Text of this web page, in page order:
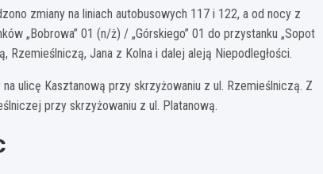
zmiany na liniach autobusowych 117 i 122, a od nocy z
„Bobrowa” 01 (n/ż) / „Górskiego” 01 do przystanku „Sopot
Jana z Kolna i dalej aleją Niepodległości.
ulicę Kasztanową przy skrzyżowaniu z ul. Rzemieślniczą. Z
przy skrzyżowaniu z ul. Platanową.